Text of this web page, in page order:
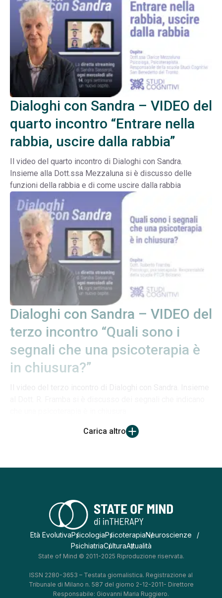
Dialoghi con Sandra – VIDEO del
quarto incontro “Entrare nella
rabbia, uscire dalla rabbia”
Il video del quarto incontro di Dialoghi con Sandra.
Insieme alla Dott.ssa Mezzaluna si è discusso delle
funzioni della rabbia e di come uscire dalla rabbia
Dialoghi con Sandra – VIDEO del
terzo incontro “Quali sono i
segnali che una psicoterapia è
in chiusura?”
Carica altro
Età EvolutivaPsicologiaPsicoterapiaNeuroscienze
PsichiatriaCulturaAttualità
State of Mind © 2011-2025 Riproduzione riservata.
ISSN 2280-3653 – Testata giornalistica. Registrazione al
Tribunale di Milano n. 587 del giorno 2-12-2011- Direttore
Responsabile: Giovanni Maria Ruggiero.